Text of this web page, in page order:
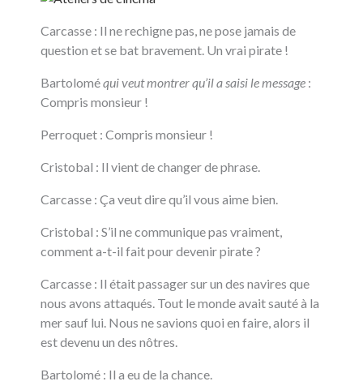
Carcasse : Il ne rechigne pas, ne pose jamais de
question et se bat bravement. Un vrai pirate !
Bartoloméqui veut montrer qu’il a saisi le message :
Compris monsieur !
Perroquet : Compris monsieur !
Cristobal : Il vient de changer de phrase.
Carcasse : Ça veut dire qu’il vous aime bien.
Cristobal : S’il ne communique pas vraiment,
comment a-t-il fait pour devenir pirate ?
Carcasse : Il était passager sur un des navires que
nous avons attaqués. Tout le monde avait sauté à la
mer sauf lui. Nous ne savions quoi en faire, alors il
est devenu un des nôtres.
Bartolomé : Il a eu de la chance.